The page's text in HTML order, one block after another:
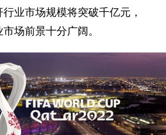
业市场规模将突破千亿元，
场前景十分广阔。